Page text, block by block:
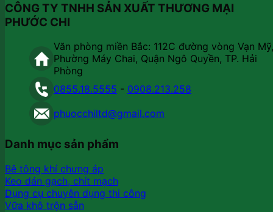
CÔNG TY TNHH SẢN XUẤT THƯƠNG MẠI
PHƯỚC CHI
Văn phòng miền Bắc: 112C đường vòng Vạn Mỹ,
Phường Máy Chai, Quận Ngô Quyền, TP. Hải
Phòng
0855.18.5555 - 0908.213.258
phuocchiltd@gmail.com
Danh mục sản phẩm
Bê tông khí chưng áp
Keo dán gạch, chít mạch
Dụng cụ chuyên dụng thi công
Vữa khô trộn sẵn